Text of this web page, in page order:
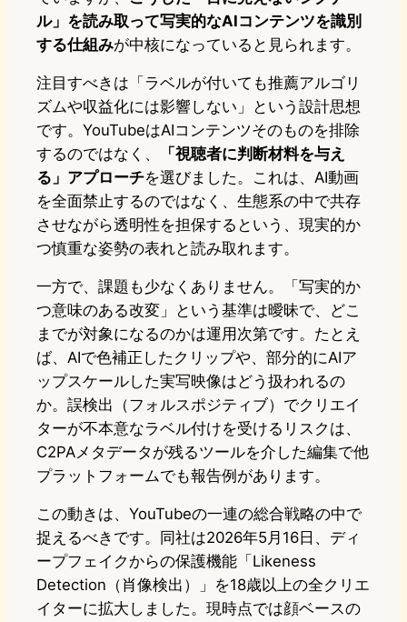
ル」を読み取って写実的なAIコンテンツを識別
する仕組みが中核になっていると見られます。
注目すべきは「ラベルが付いても推薦アルゴリ
ズムや収益化には影響しない」という設計思想
です。YouTubeはAIコンテンツそのものを排除
するのではなく、
「視聴者に判断材料を与え
る」アプローチを選びました。これは、AI動画
を全面禁止するのではなく、生態系の中で共存
させながら透明性を担保するという、現実的か
つ慎重な姿勢の表れと読み取れます。
一方で、課題も少なくありません。「写実的か
つ意味のある改変」という基準は曖昧で、どこ
までが対象になるのかは運用次第です。たとえ
ば、AIで色補正したクリップや、部分的にAIア
ップスケールした実写映像はどう扱われるの
か。誤検出（フォルスポジティブ）でクリエイ
ターが不本意なラベル付けを受けるリスクは、
C2PAメタデータが残るツールを介した編集で他
プラットフォームでも報告例があります。
この動きは、YouTubeの一連の総合戦略の中で
捉えるべきです。同社は2026年5月16日、ディ
ープフェイクからの保護機能「Likeness
Detection（肖像検出）」を18歳以上の全クリエ
イターに拡大しました。現時点では顔ベースの